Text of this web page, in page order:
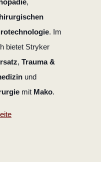
,
. Im
bietet Stryker
, Trauma &
und
mit Mako.